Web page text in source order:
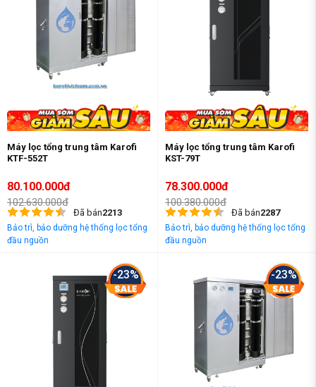
Máy lọc tổng trung tâm Karofi
KTF-552T
80.100.000đ
102.630.000đ
Đã bán2213
Bảo trì, bảo dưỡng hệ thống lọc tổng
đầu nguồn
Máy lọc tổng trung tâm Karofi
KST-79T
78.300.000đ
100.380.000đ
Đã bán2287
Bảo trì, bảo dưỡng hệ thống lọc tổng
đầu nguồn
-23% -23%